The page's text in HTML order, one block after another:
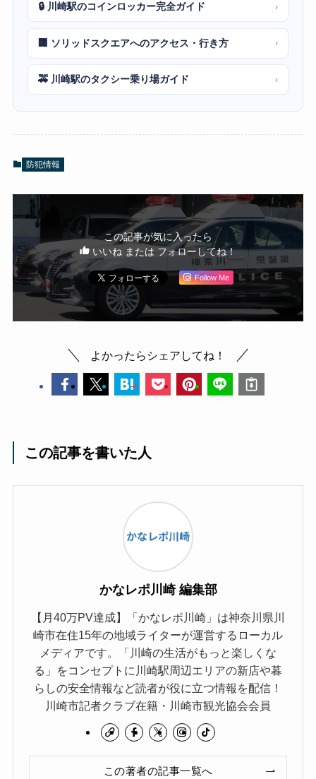
🔒 川崎駅のコインロッカー完全ガイド ›
🏢 ソリッドスクエアへのアクセス・行き方 ›
🚕 川崎駅のタクシー乗り場ガイド ›
防犯情報
この記事が気に入ったら
いいね または フォローしてね！
Follow Me
よかったらシェアしてね！
この記事を書いた人
かなレポ川崎 編集部
【月40万PV達成】「かなレポ川崎」は神奈川県川
崎市在住15年の地域ライターが運営するローカル
メディアです。「川崎の生活がもっと楽しくな
る」をコンセプトに川崎駅周辺エリアの新店や暮
らしの安全情報など読者が役に立つ情報を配信！
川崎市記者クラブ在籍・川崎市観光協会会員
この著者の記事一覧へ